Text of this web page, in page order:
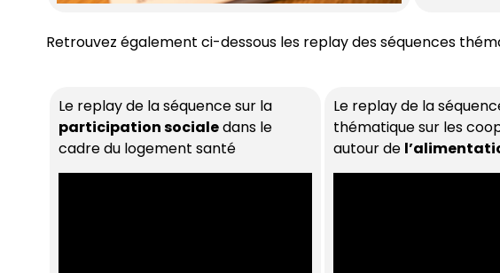
Retrouvez également ci-dessous les replay des séquences
Le replay de la séquence sur la
participation socialedans le
cadre du logement santé
Le replay de la
thématique sur les
autour de